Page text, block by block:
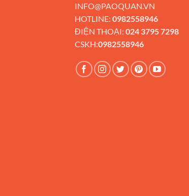
INFO@PAOQUAN.VN
HOTLINE: 0982558946
ĐIỆN THOẠI: 024 3795 7298
CSKH:0982558946